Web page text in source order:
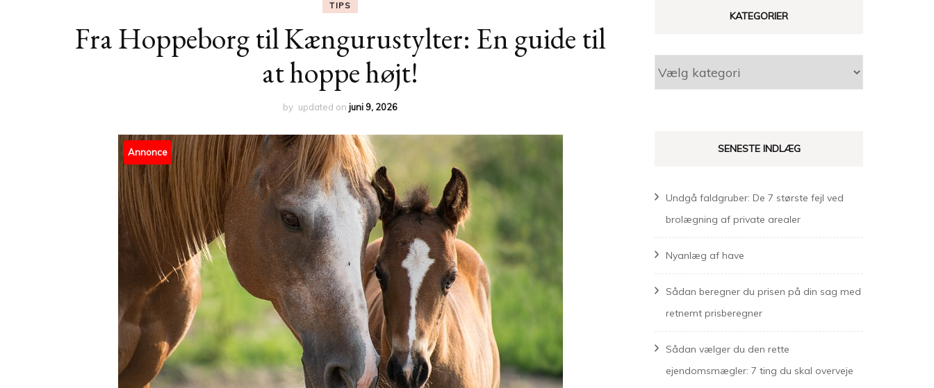
TIPS
Fra Hoppeborg til Kængurustylter: En guide til
at hoppe højt!
by updated on juni 9, 2026
Annonce
KATEGORIER
Kategorier
SENESTE INDLÆG
Undgå faldgruber: De 7 største fejl ved
brolægning af private arealer
Nyanlæg af have
Sådan beregner du prisen på din sag med
retnemt prisberegner
Sådan vælger du den rette
ejendomsmægler: 7 ting du skal overveje